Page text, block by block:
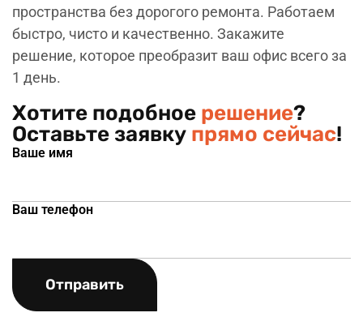
пространства без дорогого ремонта. Работаем
быстро, чисто и качественно. Закажите
решение, которое преобразит ваш офис всего за
1 день.
Хотите подобное решение?
Оставьте заявку прямо сейчас!
Ваше имя
Ваш телефон
Отправить